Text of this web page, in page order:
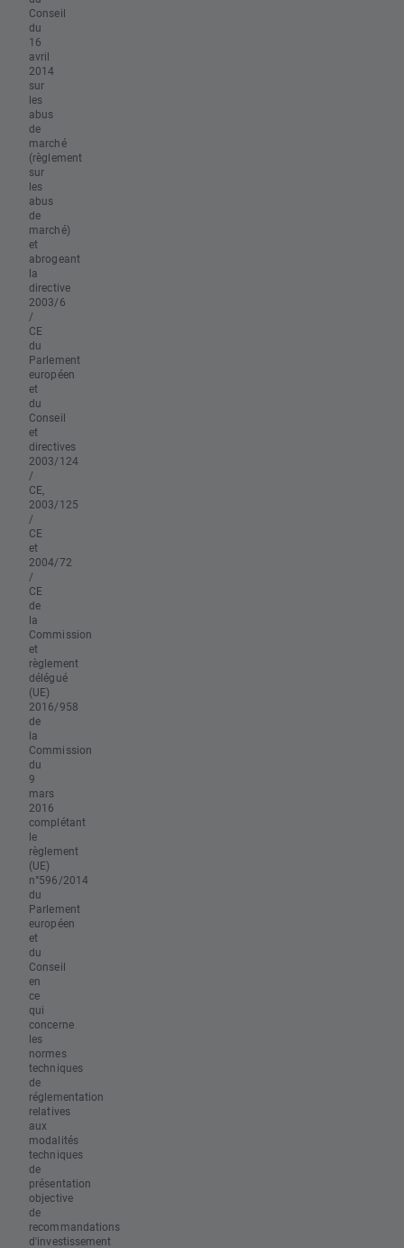
Conseil
du
16
avril
2014
sur
les
abus
de
marché
(règlement
sur
les
abus
de
marché)
et
abrogeant
la
directive
2003/6
/
CE
du
Parlement
européen
et
du
Conseil
et
directives
2003/124
/
CE,
2003/125
/
CE
et
2004/72
/
CE
de
la
Commission
et
règlement
délégué
(UE)
2016/958
de
la
Commission
du
9
mars
2016
complétant
le
règlement
(UE)
n°596/2014
du
Parlement
européen
et
du
Conseil
en
ce
qui
concerne
les
normes
techniques
de
réglementation
relatives
aux
modalités
techniques
de
présentation
objective
de
recommandations
d'investissement